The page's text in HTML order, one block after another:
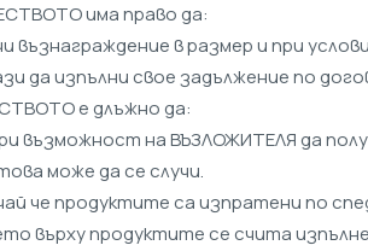
има право да:
възнаграждение в размер и при
да изпълни свое задължение по
е длъжно да:
възможност на ВЪЗЛОЖИТЕЛЯ да
може да се случи.
че продуктите са изпратени по
върху продуктите се счита